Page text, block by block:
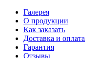
Галерея
О продукции
Как заказать
Доставка и оплата
Гарантия
Отзывы